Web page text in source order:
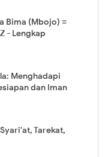
Bima (Mbojo) =
- Lengkap
Menghadapi
dan Iman
Tarekat,